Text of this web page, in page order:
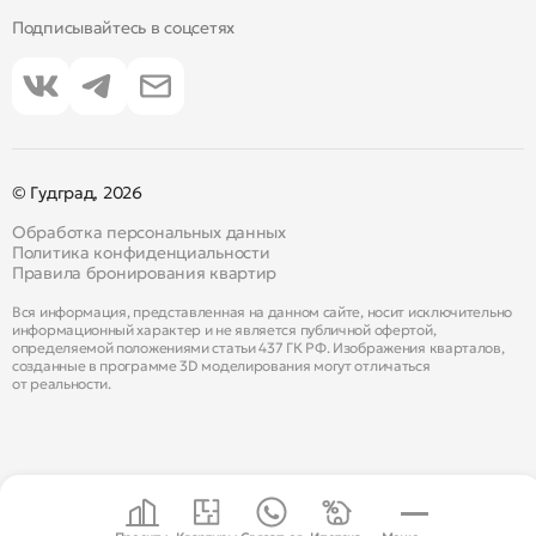
Подписывайтесь в соцсетях
© Гудград, 2026
Обработка персональных данных
Политика конфиденциальности
Правила бронирования квартир
Вся информация, представленная на данном сайте, носит исключительно
информационный характер и не является публичной офертой,
определяемой положениями статьи 437 ГК РФ. Изображения кварталов,
созданные в программе 3D моделирования могут отличаться
от реальности.